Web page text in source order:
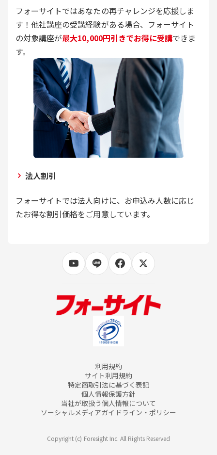
フォーサイトではあなたの再チャレンジを応援しま
す！他社講座の受講経験がある場合、フォーサイト
の対象講座が最大10,000円引きでお得に受講できま
す。
法人割引
フォーサイトでは法人向けに、お申込み人数に応じ
たお得な割引価格をご用意しています。
利用規約
サイト利用規約
特定商取引法に基づく表記
個人情報保護方針
当社が取扱う個人情報について
ソーシャルメディアガイドライン・ポリシー
Copyright (c) Foresight Inc. All Rights Reserved